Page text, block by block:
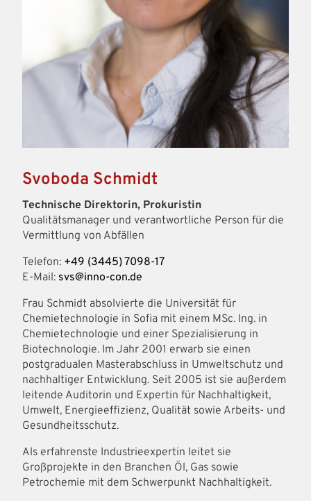
Svoboda Schmidt
Technische Direktorin, Prokuristin
Qualitätsmanager und verantwortliche Person für die
Vermittlung von Abfällen
Telefon: +49 (3445) 7098-17
E-Mail: svs@inno-con.de
Frau Schmidt absolvierte die Universität für
Chemietechnologie in Sofia mit einem MSc. Ing. in
Chemietechnologie und einer Spezialisierung in
Biotechnologie. Im Jahr 2001 erwarb sie einen
postgradualen Masterabschluss in Umweltschutz und
nachhaltiger Entwicklung. Seit 2005 ist sie außerdem
leitende Auditorin und Expertin für Nachhaltigkeit,
Umwelt, Energieeffizienz, Qualität sowie Arbeits- und
Gesundheitsschutz.
Als erfahrenste Industrieexpertin leitet sie
Großprojekte in den Branchen Öl, Gas sowie
Petrochemie mit dem Schwerpunkt Nachhaltigkeit.